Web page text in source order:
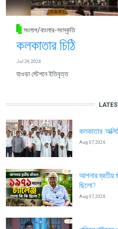
সংলাপ/বাংলার-সংস্কৃতি
কলকাতার চিঠি
Jul 29, 2024
হাওড়া স্টেশনে ইতিবৃত্ত
কলকাতার
Aug 07, 2026
আপনার ব্রতীয়
ছিলো?
Aug 07, 2026